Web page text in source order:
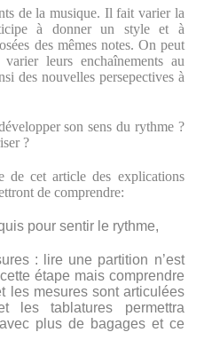
de la musique. Il fait varier la
à donner un style et à
des mêmes notes. On peut
leurs enchaînements au
des nouvelles persepectives à
son sens du rythme ?
?
de cet article des explications
de comprendre:
pour sentir le rythme,
: lire une partition n’est
étape mais comprendre
les mesures sont articulées
les tablatures permettra
plus de bagages et ce